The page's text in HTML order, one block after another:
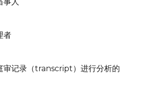
者
审记录（transcript）进行分析的